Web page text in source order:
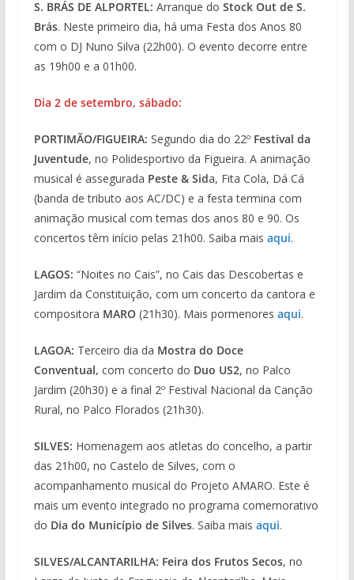
S. BRÁS DE ALPORTEL: Arranque do Stock Out de S.
Brás. Neste primeiro dia, há uma Festa dos Anos 80
com o DJ Nuno Silva (22h00). O evento decorre entre
as 19h00 e a 01h00.
Dia 2 de setembro, sábado:
PORTIMÃO/FIGUEIRA: Segundo dia do 22ºFestival da
Juventude, no Polidesportivo da Figueira. A animação
musical é assegurada Peste & Sida, Fita Cola, Dá Cá
(banda de tributo aos AC/DC) e a festa termina com
animação musical com temas dos anos 80 e 90. Os
concertos têm início pelas 21h00. Saiba mais aqui.
LAGOS: “Noites no Cais”, no Cais das Descobertas e
Jardim da Constituição, com um concerto da cantora e
compositora MARO(21h30). Mais pormenores aqui.
LAGOA: Terceiro dia da Mostra do Doce
Conventual, com concerto do Duo US2, no Palco
Jardim (20h30) e a final 2º Festival Nacional da Canção
Rural, no Palco Florados (21h30).
SILVES: Homenagem aos atletas do concelho, a partir
das 21h00, no Castelo de Silves, com o
acompanhamento musical do Projeto AMARO. Este é
mais um evento integrado no programa comemorativo
do Dia do Município de Silves. Saiba mais aqui.
SILVES/ALCANTARILHA: Feira dos Frutos Secos, no